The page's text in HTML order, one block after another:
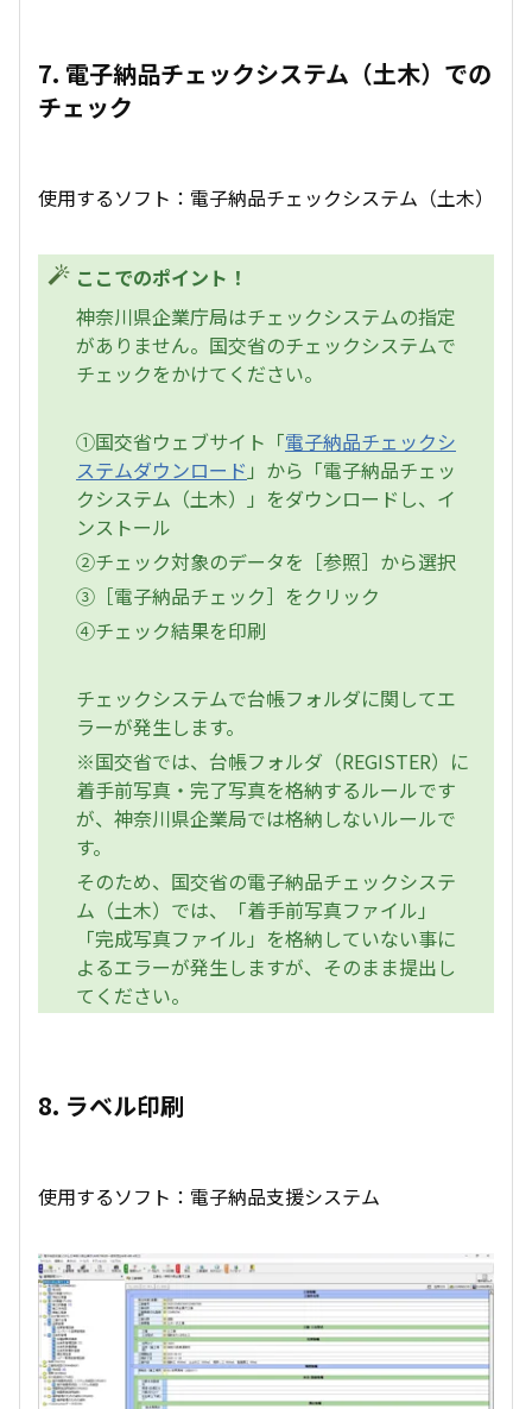
7. 電子納品チェックシステム（土木）での
チェック
使用するソフト：電子納品チェックシステム（土木）
ここでのポイント！
神奈川県企業庁局はチェックシステムの指定
がありません。国交省のチェックシステムで
チェックをかけてください。
①国交省ウェブサイト「電子納品チェックシ
ステムダウンロード 」から「電子納品チェッ
クシステム（土木）」をダウンロードし、イ
ンストール
②チェック対象のデータを［参照］から選択
③［電子納品チェック］をクリック
④チェック結果を印刷
チェックシステムで台帳フォルダに関してエ
ラーが発生します。
※国交省では、台帳フォルダ（REGISTER）に
着手前写真・完了写真を格納するルールです
が、神奈川県企業局では格納しないルールで
す。
そのため、国交省の電子納品チェックシステ
ム（土木）では、「着手前写真ファイル」
「完成写真ファイル」を格納していない事に
よるエラーが発生しますが、そのまま提出し
てください。
8. ラベル印刷
使用するソフト：電子納品支援システム